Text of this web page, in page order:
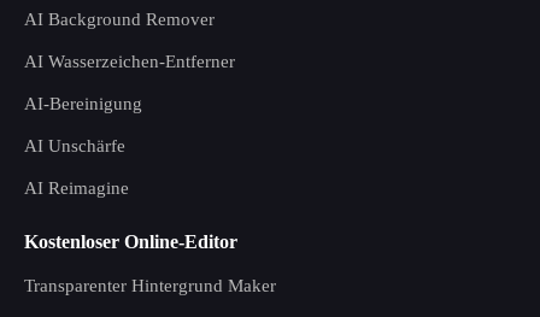
AI Background Remover
AI Wasserzeichen-Entferner
AI-Bereinigung
AI Unschärfe
AI Reimagine
Kostenloser Online-Editor
Transparenter Hintergrund Maker